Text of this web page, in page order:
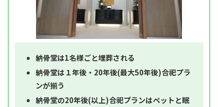
納骨堂は1名様ごと埋葬される
納骨堂は１年後・20年後(最大50年後)合祀プラ
ンが揃う
納骨堂の20年後(以上)合祀プランはペットと眠